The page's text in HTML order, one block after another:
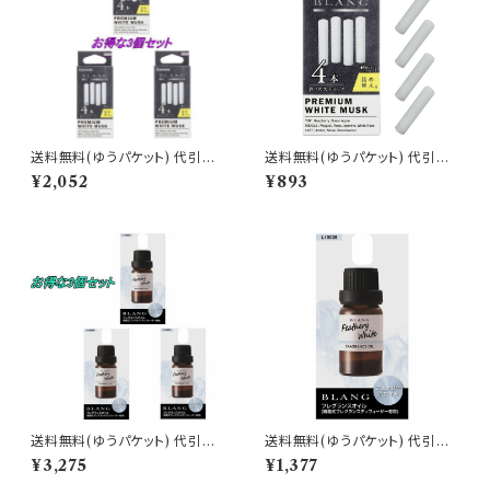
送料無料(ゆうパケット) 代引不
可 ブラング エアスティックカー
トリッジ プレミアムホワイトムス
¥2,052
送料無料(ゆうパケット) 代引不
可 ブラング エアスティックカー
トリッジ プレミアムホワイトムス
¥893
送料無料(ゆうパケット) 代引不
可 ブラング 噴霧式ディフューザ
ー専用フレグランスオイル フェ
¥3,275
送料無料(ゆうパケット) 代引不
可 ブラング 噴霧式ディフューザ
ー専用フレグランスオイル フェ
¥1,377